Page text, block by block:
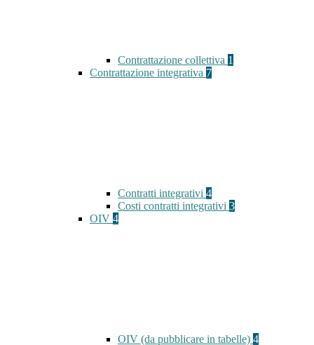
Contrattazione collettiva 1
Contrattazione integrativa 7
Contratti integrativi 4
Costi contratti integrativi 3
OIV 4
OIV (da pubblicare in tabelle) 4